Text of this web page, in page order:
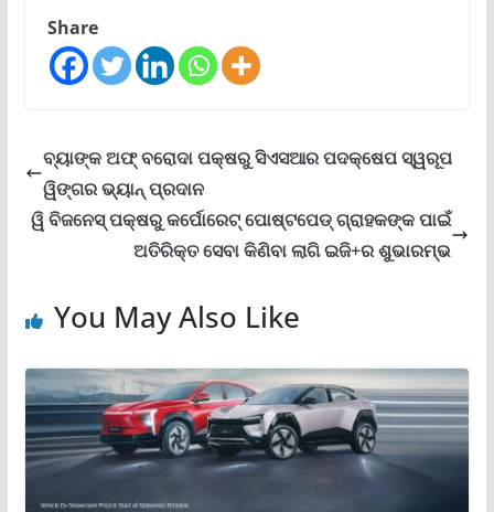
Share
ବ୍ୟାଙ୍କ ଅଫ୍ ବରୋଦା ପକ୍ଷରୁ ସିଏସଆର ପଦକ୍ଷେପ ସ୍ୱରୂପ
ୱିଙ୍ଗର ଭ୍ୟାନ୍ ପ୍ରଦାନ
ୱି ବିଜନେସ୍ ପକ୍ଷରୁ କର୍ପୋରେଟ୍ ପୋଷ୍ଟପେଡ୍ ଗ୍ରାହକଙ୍କ ପାଇଁ
ଅତିରିକ୍ତ ସେବା କିଣିବା ଲାଗି ଇଜି+ର ଶୁଭାରମ୍ଭ
You May Also Like